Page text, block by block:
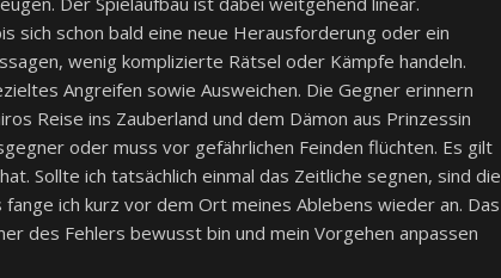
sich schon bald eine neue Herausforderung oder ein
wenig komplizierte Rätsel oder Kämpfe handeln.
Angreifen sowie Ausweichen. Die Gegner erinnern
Reise ins Zauberland und dem Dämon aus Prinzessin
oder muss vor gefährlichen Feinden flüchten. Es gilt
Sollte ich tatsächlich einmal das Zeitliche segnen, sind die
ich kurz vor dem Ort meines Ablebens wieder an. Das
des Fehlers bewusst bin und mein Vorgehen anpassen